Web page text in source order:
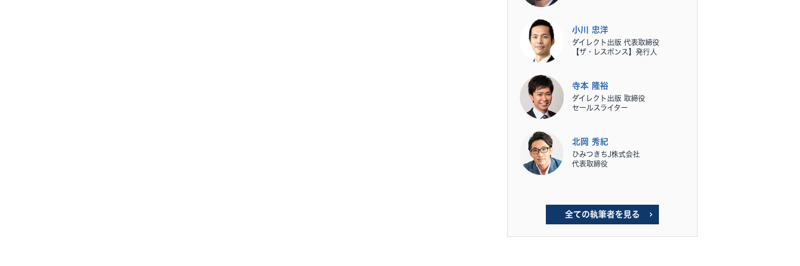
小川 忠洋
ダイレクト出版 代表取締役
【ザ・レスポンス】発行人
寺本 隆裕
ダイレクト出版 取締役
セールスライター
北岡 秀紀
ひみつきちJ株式会社
代表取締役
全ての執筆者を見る